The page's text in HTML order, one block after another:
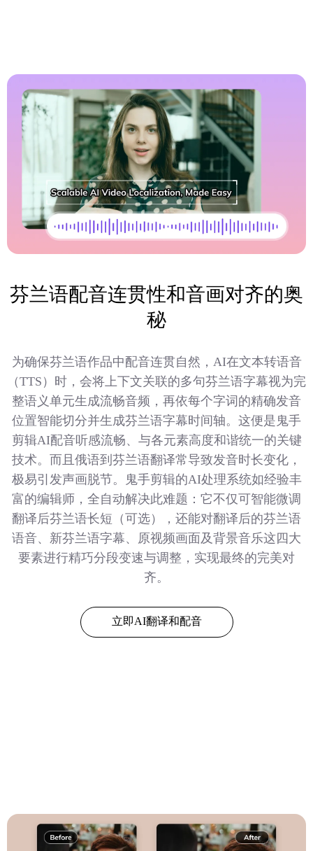
芬兰语配音连贯性和音画对齐的奥
秘
为确保芬兰语作品中配音连贯自然，AI在文本转语音
（TTS）时，会将上下文关联的多句芬兰语字幕视为完
整语义单元生成流畅音频，再依每个字词的精确发音
位置智能切分并生成芬兰语字幕时间轴。这便是鬼手
剪辑AI配音听感流畅、与各元素高度和谐统一的关键
技术。而且俄语到芬兰语翻译常导致发音时长变化，
极易引发声画脱节。鬼手剪辑的AI处理系统如经验丰
富的编辑师，全自动解决此难题：它不仅可智能微调
翻译后芬兰语长短（可选），还能对翻译后的芬兰语
语音、新芬兰语字幕、原视频画面及背景音乐这四大
要素进行精巧分段变速与调整，实现最终的完美对
齐。
立即AI翻译和配音